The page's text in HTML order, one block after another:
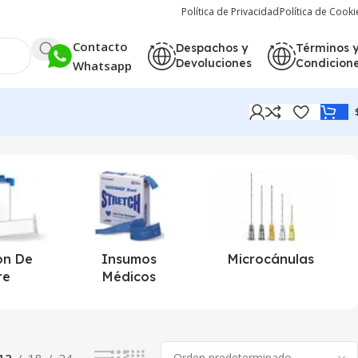
Política de PrivacidadPolítica de
Contacto
Whatsapp
Despachos y
Devoluciones
Términos y
De
Insumos
Médicos
Microcánulas